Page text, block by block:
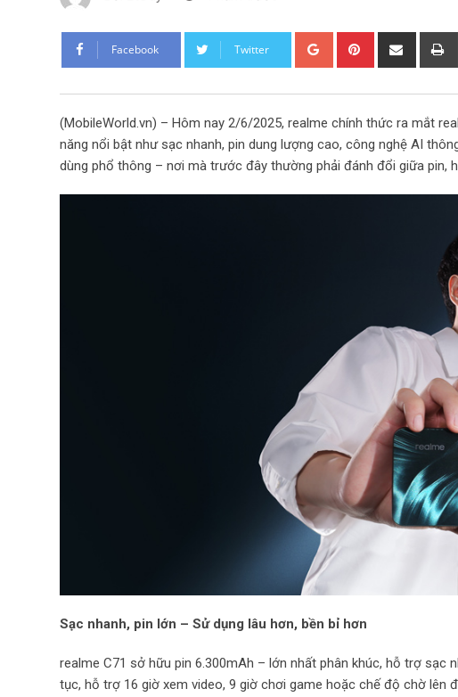
Facebook Twitter
o
l
e
+
i
e
r
e
s
h
e
v
i
a
r
(MobileWorld.vn) – Hôm nay 2/6/2025, realme chính thức ra mắt
năng nổi bật như sạc nhanh, pin dung lượng cao, công nghệ AI
dùng phổ thông – nơi mà trước đây thường phải đánh đổi giữa pin,
Sạc nhanh, pin lớn – Sử dụng lâu hơn, bền bỉ hơn
realme C71 sở hữu pin 6.300mAh – lớn nhất phân khúc, hỗ trợ sạc
tục, hỗ trợ 16 giờ xem video, 9 giờ chơi game hoặc chế độ chờ lên